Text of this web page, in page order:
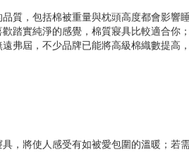
質，包括棉被重量與枕頭高度都會影響
踏實純淨的感覺，棉質寢具比較適合你
弗屆，不少品牌已能將高級棉織數提高
，將使人感受有如被愛包圍的溫暖；若